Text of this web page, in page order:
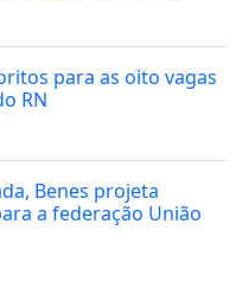
para as oito vagas
RN
Benes projeta
a federação União